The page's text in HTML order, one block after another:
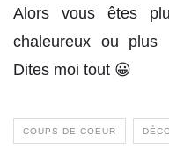
Alors vous êtes
chaleureux ou plus
Dites moi tout 😀
COUPS DE COEUR